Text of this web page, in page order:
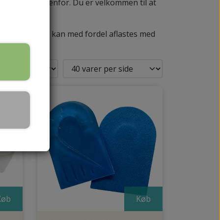
HÅNDPLEJE
HÅNDCREMER
REJSESTØRRELSER
finde nedenfor. Du er velkommen til at
kan med fordel aflastes med
Køb